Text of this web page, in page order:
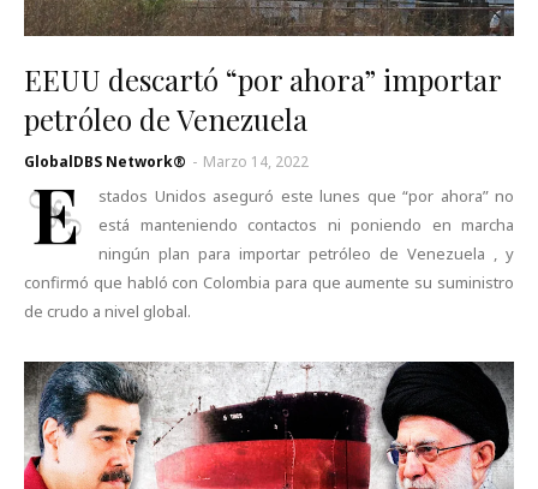
EEUU descartó “por ahora” importar
petróleo de Venezuela
GlobalDBS Network® - Marzo 14, 2022
E
stados Unidos aseguró este lunes que “por ahora” no
está manteniendo contactos ni poniendo en marcha
ningún plan para importar petróleo de Venezuela , y
confirmó que habló con Colombia para que aumente su suministro
de crudo a nivel global.